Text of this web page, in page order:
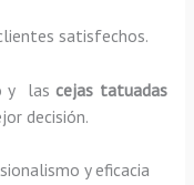
satisfechos.
y lascejas tatuadas
decisión.
y eficacia